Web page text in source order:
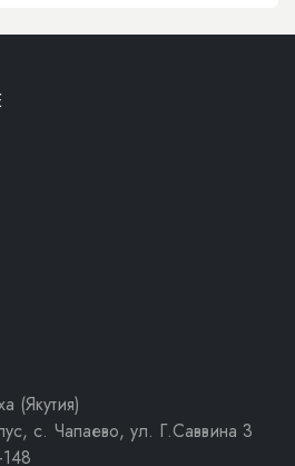
(Якутия)
с. Чапаево, ул. Г.Саввина 3